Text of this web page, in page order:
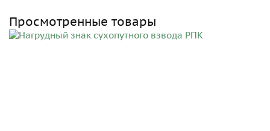
Просмотренные товары